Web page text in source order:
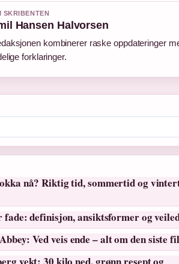
SKRIBENTEN
Hansen Halvorsen
kombinerer raske oppdateringer
forklaringer.
nå? Riktig tid, sommertid og
definisjon, ansiktsformer og
Ved veis ende – alt om den siste